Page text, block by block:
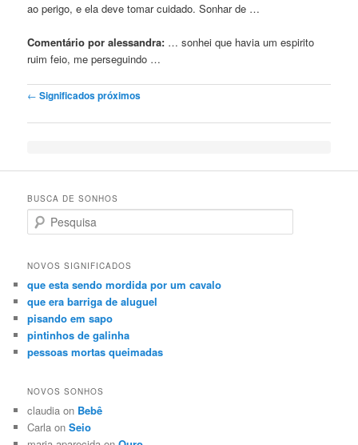
ao perigo, e ela deve tomar cuidado. Sonhar de …
Comentário por alessandra: … sonhei que haviaum espirito
ruimfeio, me perseguindo …
Post navigation
← Significados próximos
BUSCA DE SONHOS
Search
NOVOS SIGNIFICADOS
que esta sendo mordida por um cavalo
que era barriga de aluguel
pisando em sapo
pintinhos de galinha
pessoas mortas queimadas
NOVOS SONHOS
claudia on Bebê
Carla onSeio